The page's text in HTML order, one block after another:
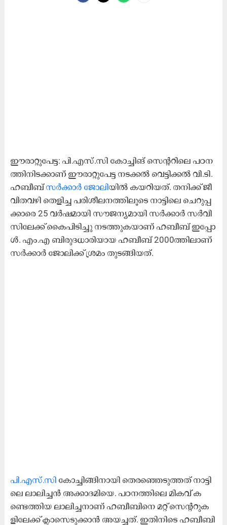
ഈ​രാ​റ്റു​പേ​ട്ട: പി.​എ​സ്.​സി കോ​ച്ചി​ങ്​ സെ​ന്‍റ​റി​ലെ പ​ഠ​ന​
ത്തി​നി​ട​ക്കാ​ണ്​ ഈ​രാ​റ്റു​പേ​ട്ട ന​ട​ക്ക​ൽ വെ​ട്ടി​ക്ക​ൽ വി.​ടി.
ഹ​ബീ​ബ്സ​ർ​ക്കാ​ർ ജോ​ലി​യി​ൽ ക​യ​റി​യ​ത്. ത​നി​ക്ക്​ ജീ​
വി​ത​വ​ഴി തെ​ളി​ച്ച പ​രി​ശീ​ല​ന​ത്തി​ലൂ​ടെ നാ​ട്ടി​ലെ ചെ​റു​പ്പ​
ക്കാ​രെ 25 വ​ർ​ഷ​മാ​യി സൗ​ജ​ന്യ​മാ​യി സ​ർ​ക്കാ​ർ സ​ർ​വി​
സി​ലേ​ക്ക്​ കൈ​പി​ടി​ച്ചു ന​ട​ത്തു​ക​യാ​ണ്​ ഹ​ബീ​ബ്​ ഇ​പ്പോ​
ൾ. എം.​എ ബി​രു​ദ​ധാ​രി​യാ​യ ഹ​ബീ​ബ് 2000ത്തി​ലാ​ണ്​
സ​ർ​ക്കാ​ർ ജോ​ലി​ക്ക്​ ശ്ര​മം തു​ട​ങ്ങി​യ​ത്.
പി.​എ​സ്.​സി കോ​ച്ചി​ങ്ങി​നാ​യി തെ​ര​ഞ്ഞെ​ടു​ത്ത​ത് നാ​ട്ടി​
ലെ ലാ​ലി​ച്ച​ൻ അ​ക്കാ​ദ​മി​യെ. പ​ഠ​ന​ത്തി​ലെ മി​ക​വ് ക​
ണ്ടെ​ത്തി​യ ലാ​ലി​ച്ച​നാ​ണ് ഹ​ബീ​ബി​നെ മ​റ്റ് സെ​ന്‍റ​റു​ക​
ളി​ലേ​ക്ക് ക്ലാ​സെ​ടു​ക്കാ​ൻ അ​യ​ച്ച​ത്. ഇ​തി​നി​ടെ ഹ​ബീ​ബി​